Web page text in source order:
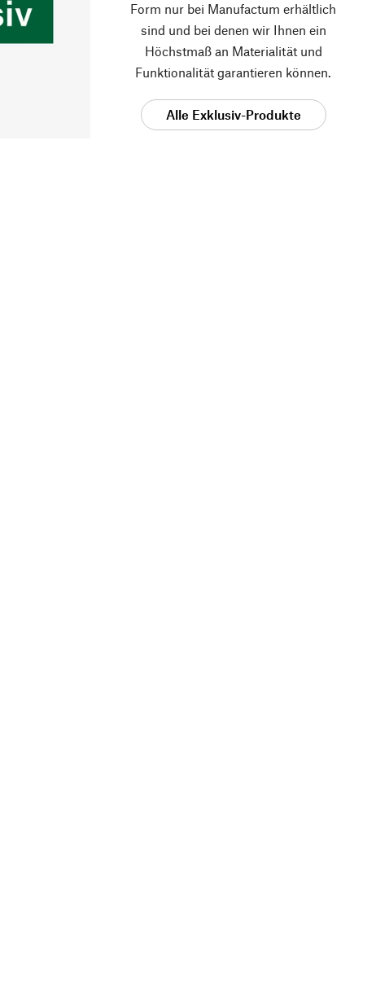
Form nur bei Manufactum erhältlich
sind und bei denen wir Ihnen ein
Höchstmaß an Materialität und
Funktionalität garantieren können.
Alle Exklusiv-Produkte